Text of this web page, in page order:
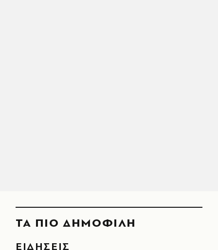
ΤΑ ΠΙΟ ΔΗΜΟΦΙΛΗ
ΕΙΔΗΣΕΙΣ